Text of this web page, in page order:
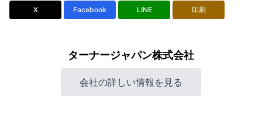
X Facebook LINE 印刷
ターナージャパン株式会社
会社の詳しい情報を見る